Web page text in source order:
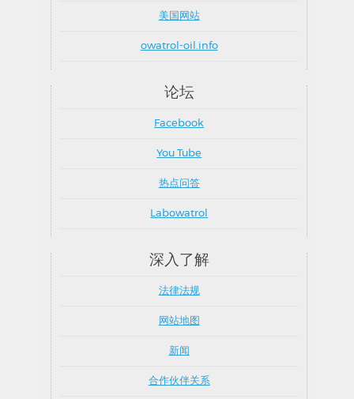
美国网站
owatrol-oil.info
论坛
Facebook
You Tube
热点问答
Labowatrol
深入了解
法律法规
网站地图
新闻
合作伙伴关系